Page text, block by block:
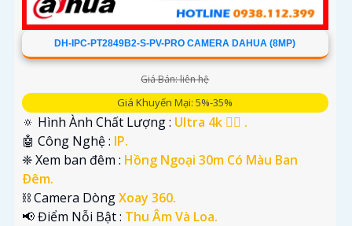
DH-IPC-PT2849B2-S-PV-PRO CAMERA DAHUA (8MP)
Giá Bán: liên hệ
Giá Khuyến Mại: 5%-35%
🔅 Hình Ành Chất Lượng : Ultra 4k 👍🏾 .
🤖️ Công Nghệ : IP.
❈ Xem ban đêm : Hồng Ngoại 30m Có Màu Ban
Ðêm.
⛓ Camera DòngXoay 360.
️📢 Điểm Nỗi Bật : Thu Âm Và Loa.